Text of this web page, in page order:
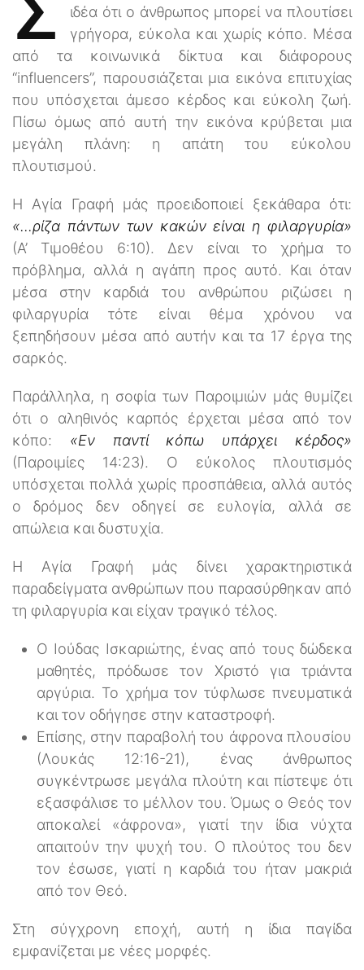
ιδέα ότι ο άνθρωπος μπορεί να πλουτίσει
γρήγορα, εύκολα και χωρίς κόπο. Μέσα
από τα κοινωνικά δίκτυα και διάφορους
“influencers”, παρουσιάζεται μια εικόνα επιτυχίας
που υπόσχεται άμεσο κέρδος και εύκολη ζωή.
Πίσω όμως από αυτή την εικόνα κρύβεται μια
μεγάλη πλάνη: η απάτη του εύκολου
πλουτισμού.
Η Αγία Γραφή μάς προειδοποιεί ξεκάθαρα ότι:
«...ρίζα πάντων των κακών είναι η φιλαργυρία»
(Α’ Τιμοθέου 6:10). Δεν είναι το χρήμα το
πρόβλημα, αλλά η αγάπη προς αυτό. Και όταν
μέσα στην καρδιά του ανθρώπου ριζώσει η
φιλαργυρία τότε είναι θέμα χρόνου να
ξεπηδήσουν μέσα από αυτήν και τα 17 έργα της
σαρκός.
Παράλληλα, η σοφία των Παροιμιών μάς θυμίζει
ότι ο αληθινός καρπός έρχεται μέσα από τον
κόπο: «Εν παντί κόπω υπάρχει κέρδος»
(Παροιμίες 14:23). Ο εύκολος πλουτισμός
υπόσχεται πολλά χωρίς προσπάθεια, αλλά αυτός
ο δρόμος δεν οδηγεί σε ευλογία, αλλά σε
απώλεια και δυστυχία.
Η Αγία Γραφή μάς δίνει χαρακτηριστικά
παραδείγματα ανθρώπων που παρασύρθηκαν από
τη φιλαργυρία και είχαν τραγικό τέλος.
Ο Ιούδας Ισκαριώτης, ένας από τους δώδεκα
μαθητές, πρόδωσε τον Χριστό για τριάντα
αργύρια. Το χρήμα τον τύφλωσε πνευματικά
και τον οδήγησε στην καταστροφή.
Επίσης, στην παραβολή του άφρονα πλουσίου
(Λουκάς 12:16-21), ένας άνθρωπος
συγκέντρωσε μεγάλα πλούτη και πίστεψε ότι
εξασφάλισε το μέλλον του. Όμως ο Θεός τον
αποκαλεί «άφρονα», γιατί την ίδια νύχτα
απαιτούν την ψυχή του. Ο πλούτος του δεν
τον έσωσε, γιατί η καρδιά του ήταν μακριά
από τον Θεό.
Στη σύγχρονη εποχή, αυτή η ίδια παγίδα
εμφανίζεται με νέες μορφές.